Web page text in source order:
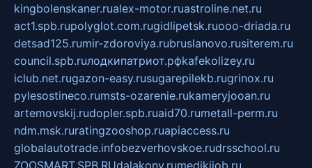
kingbolenskaner.rualex-motor.ruastroline.net.ru
act1.spb.rupolyglot.com.rugidlipetsk.ruooo-driada.ru
detsad125.rumir-zdoroviya.rubruslanovo.rusiterem.ru
council.spb.ruлодкипатриот.рфkafekolizey.ru
iclub.net.rugazon-easy.rusugarepilekb.rugrinox.ru
pylesostineco.rumsts-ozarenie.rukameryjooan.ru
artemovskij.rudopler.spb.ruaid70.rumetall-perm.ru
ndm.msk.ruratingzooshop.ruapiaccess.ru
globalautotrade.infobezverhovskoe.rudrsschool.ru
ZOOSMART.SPB.RUdalakony.rumedikijob.ru